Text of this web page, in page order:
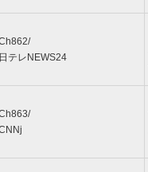
テレNEWS24